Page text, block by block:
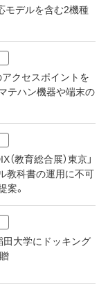
モデルを含む2機種
クセスポイントを
テハン機器や端末の
教育総合展）東京」
教科書の運用に不可
。
田大学にドッキング